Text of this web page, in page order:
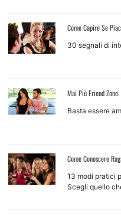
Come Capire Se
30 segnali di
Mai Più Friend
Basta essere
Come Conoscere
13 modi pratici
Scegli quello